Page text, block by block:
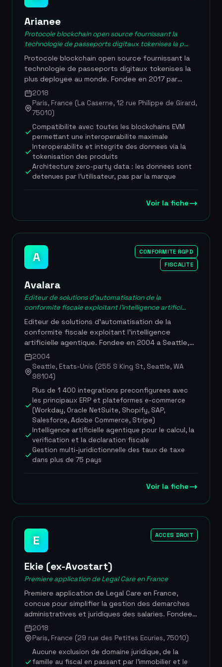
Fonde en 1935, present dans plus de 19 pays, plus
primes de plus de 2,37 milliards d'euros en 2023,
groupe familial detenu par la famille Fassbender
depuis trois generations, distribution en France via
courtiers agrees
Arianee
Protocole blockchain open source fournissant la
technologie de passeports digitaux tokenises la p...
Protocole blockchain open source fournissant la
technologie de passeports digitaux tokenises la
plus deployee au monde. Fondee en 2017 par
quatre entrepreneurs francais dont Pierre-Nicolas
Hurstel et Frederic Montagnon, Arianee permet
aux marques de creer un lien direct et permanent
des NFT dynamiques. Ces passeports numeriques
ouvrent la voie a de nouveaux modeles de relation
client, de services post-achat et d'economie
circulaire, incluant la verification de l'authenticite,
le suivi des reparations et la souscription
d'assurance produit. Le protocole est compatible
une architecture de donnees detenues par
internationales, dont Breitling, Lacoste, Vacheron
Constantin, Yves Saint Laurent et Fnac Darty,
utilisent Arianee pour certifier leurs produits. 28
M$ leves au total (8 M EUR en 2021 puis 20 M$ en
marques partenaires dont Breitling, Lacoste, YSL,
Fnac Darty et Richemont, 4,3 millions de NFT emis,
environ 73 collaborateurs bases a La Caserne
(Paris), cofondee par Pierre-Nicolas Hurstel et
Frederic Montagnon
2018
Paris, France (La Caserne, 12 rue Philippe de Girard,
75010)
Compatibilite avec toutes les blockchains EVM
permettant une interoperabilite maximale
Interoperabilite et integrite des donnees via la
tokenisation des produits
Architecture zero-party data : les donnees sont
detenues par l'utilisateur, pas par la marque
Voir la fiche
A
CONFORMITE RGPD
FISCALITE
Avalara
Editeur de solutions d'automatisation de la
conformite fiscale exploitant l'intelligence artifici...
Editeur de solutions d'automatisation de la
conformite fiscale exploitant l'intelligence
artificielle agentique. Fondee en 2004 a Seattle,
Avalara gere les calculs de taxes, les declarations
et les obligations reglementaires dans plus de 75
pays, permettant aux entreprises de toutes
locales et internationales. La plateforme s'integre
a plus de 1 400 logiciels de gestion, d'e-commerce
et de comptabilite, offrant une automatisation de
bout en bout qui reduit drastiquement le temps
consacre aux taches de conformite. Avec plus de
43 000 clients et pres de 5 700 collaborateurs,
Avalara est un acteur de reference mondiale dans
grade. Selon une etude Avalara-Cebr publiee en
de gains economiques annuels pour la France. Plus
de 43 000 clients, environ 5 700 collaborateurs,
plus de 1 400 integrations preconfigurees,
presence dans plus de 75 pays, reduction de 85 %
du temps de conformite (etude Forrester), etude
Avalara-Cebr 2025 estimant a 15,5 milliards d'euros
les gains potentiels de la facturation electronique
pour la France
2004
Seattle, Etats-Unis (255 S King St, Seattle, WA
98104)
Plus de 1 400 integrations preconfigurees avec
les principaux ERP et plateformes e-commerce
(Workday, Oracle NetSuite, Shopify, SAP,
Salesforce, Adobe Commerce, Stripe)
Intelligence artificielle agentique pour le calcul, la
verification et la declaration fiscale
Gestion multi-juridictionnelle des taux de taxe
dans plus de 75 pays
Voir la fiche
E ACCES DROIT
Ekie (ex-Avostart)
Premiere application de Legal Care en France
Premiere application de Legal Care en France,
concue pour simplifier la gestion des demarches
administratives et juridiques des salaries. Fondee
en 2018 sous le nom Avostart par Raphael Jabol
(ex-L'Oreal), Stephane Le Viet (serial
Legalstart), puis renommee Ekie en mars 2022, la
2018
Paris, France (29 rue des Petites Ecuries, 75010)
Aucune exclusion de domaine juridique, de la
famille au fiscal en passant par l'immobilier et le